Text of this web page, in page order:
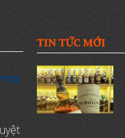
TIN TỨC MỚI